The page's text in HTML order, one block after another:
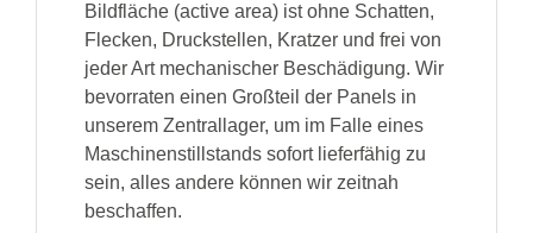
Bildfläche (active area) ist ohne Schatten,
Flecken, Druckstellen, Kratzer und frei von
jeder Art mechanischer Beschädigung. Wir
bevorraten einen Großteil der Panels in
unserem Zentrallager, um im Falle eines
Maschinenstillstands sofort lieferfähig zu
sein, alles andere können wir zeitnah
beschaffen.